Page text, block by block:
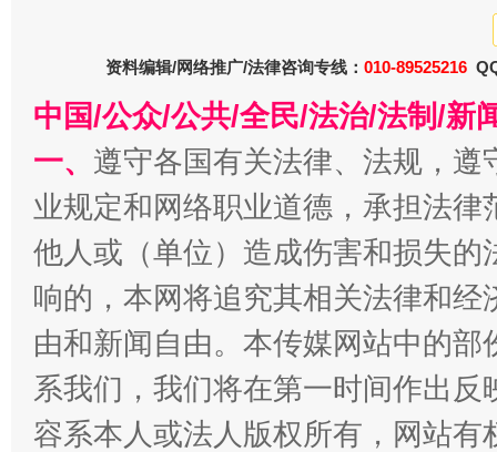
今
资料编辑/网络推广/法律咨询专线： 010-89525216
中国/公众/公共/全民/法治/法制/新
一、 遵守各国有关法律、法规，
业规定和网络职业道德，承担法
他人或（单位）造成伤害和损失
响的，本网将追究其相关法律和
由和新闻自由。本传媒网站中的
系我们，我们将在第一时间作出
容系本人或法人版权所有，网站